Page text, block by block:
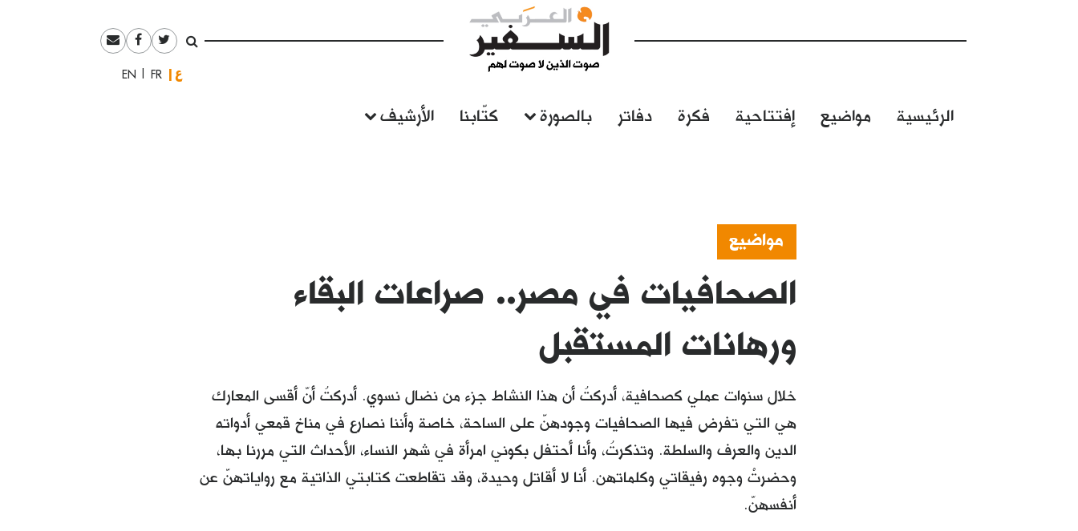
العربيةFrançais
English
الرئيسية مواضيع إفتتاحية فكرة دفاتر بالصورة كتّابنا الأرشيف
مواضيع
الصحافيات في مصر.. صراعات البقاء
ورهانات المستقبل
خلال سنوات عملي كصحافية، أدركتُ أن هذا النشاط جزء من نضال نسوي. أدركتُ أنّ أقسى المعارك
هي التي تفرض فيها الصحافيات وجودهنّ على الساحة، خاصة وأننا نصارع في مناخ قمعي أدواته
الدين والعرف والسلطة. وتذكرتُ، وأنا أحتفل بكوني امرأة في شهر النساء، الأحداث التي مررنا بها،
وحضرتْ وجوه رفيقاتي وكلماتهن. أنا لا أقاتل وحيدة، وقد تقاطعت كتابتي الذاتية مع رواياتهنّ عن
أنفسهنّ.